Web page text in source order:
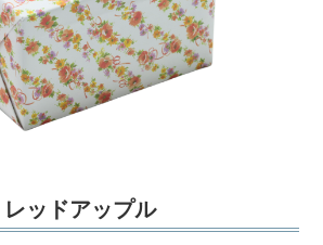
レッドアップル